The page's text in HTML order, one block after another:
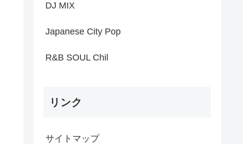
DJ MIX
Japanese City Pop
R&B SOUL Chil
リンク
サイトマップ